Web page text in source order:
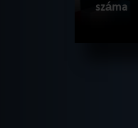
száma